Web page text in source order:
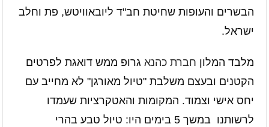
הבשרים והעופות שחיטת חב"ד ליובאוויטש, פת וחלב
ישראל.
מלבד המלון חברת כהנא גרופ ממש דואגת לפרטים
הקטנים ובעצם משלבת "טיול מאורגן" לא מחייב עם
יחס אישי וצמוד. המקומות והאטקרציות שעמדו
לרשותנו במשך 5 בימים היו: טיול טבע בהרי